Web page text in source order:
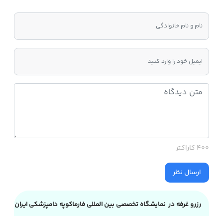
400 کاراکتر
ارسال نظر
رزرو غرفه در نمایشگاه تخصصی بین المللی فارماکوپه دامپزشکی ایران